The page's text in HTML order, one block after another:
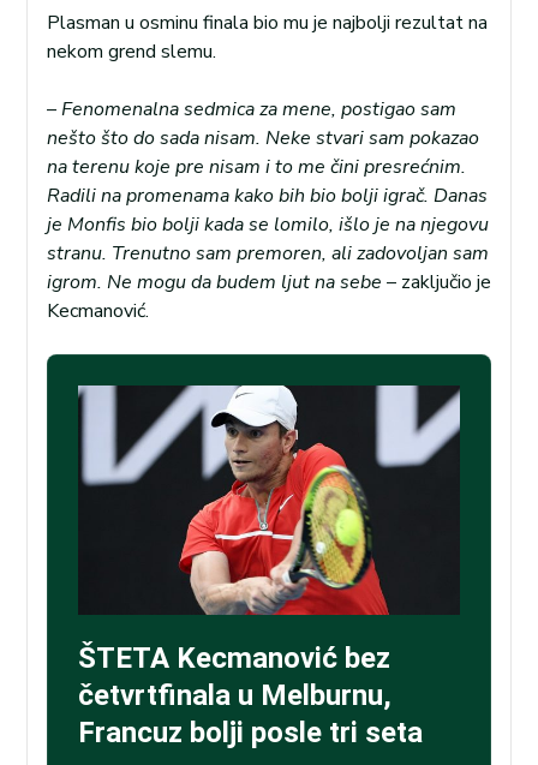
Plasman u osminu finala bio mu je najbolji rezultat na
nekom grend slemu.
–Fenomenalna sedmica za mene, postigao sam
nešto što do sada nisam. Neke stvari sam pokazao
na terenu koje pre nisam i to me čini presrećnim.
Radili na promenama kako bih bio bolji igrač. Danas
je Monfis bio bolji kada se lomilo, išlo je na njegovu
stranu. Trenutno sam premoren, ali zadovoljan sam
igrom. Ne mogu da budem ljut na sebe – zaključio je
Kecmanović.